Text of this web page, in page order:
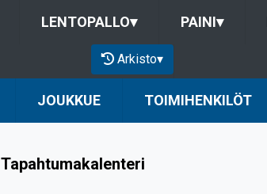
LENTOPALLO▾ PAINI▾
Arkisto▾
JOUKKUE TOIMIHENKILÖT
Tapahtumakalenteri